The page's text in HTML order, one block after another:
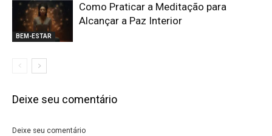
BEM-ESTAR
Como Praticar a Meditação para
Alcançar a Paz Interior
Deixe seu comentário
Deixe seu comentário